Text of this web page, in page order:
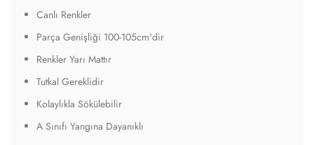
Canlı Renkler
Parça Genişliği 100-105cm'dir
Renkler Yarı Mattır
Tutkal Gereklidir
Kolaylıkla Sökülebilir
A Sınıfı Yangına Dayanıklı